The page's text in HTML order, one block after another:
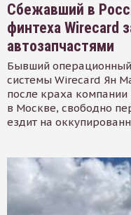
Сбежавший в
финтеха Wirecard
автозапчастями
Бывший
системы Wirecard Ян
после краха компании
в Москве, свободно
ездит на